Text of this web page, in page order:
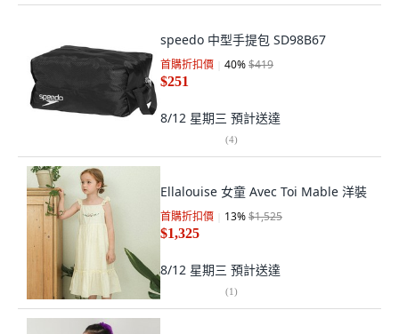
speedo 中型手提包 SD98B67
首購折扣價 40%$419
$251
8/12 星期三 預計送達
(4)
Ellalouise 女童 Avec Toi Mable 洋裝
首購折扣價 13%$1,525
$1,325
8/12 星期三 預計送達
(1)